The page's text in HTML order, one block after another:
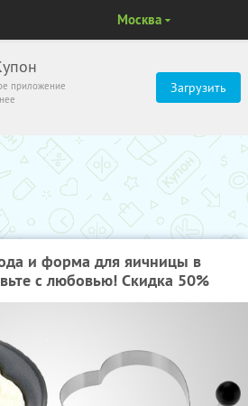
приложение
Загрузить
Москва
и форма для яичницы в
с любовью! Скидка 50%